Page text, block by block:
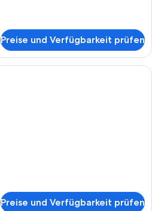
Preise und Verfügbarkeit prüfen
Ein Hotelzimmer mit zwei Betten,
Preise und Verfügbarkeit prüfen